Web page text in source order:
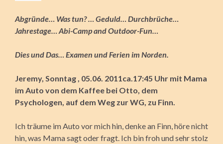
Abgründe… Was tun? … Geduld… Durchbrüche…
Jahrestage… Abi-Camp and Outdoor-Fun…
Dies und Das… Examen und Ferien im Norden.
Jeremy, Sonntag , 05.06. 2011ca.17:45 Uhr mit Mama
im Auto von dem Kaffee bei Otto, dem
Psychologen, auf dem Weg zur WG, zu Finn.
Ich träume im Auto vor mich hin, denke an Finn, höre nicht
hin, was Mama sagt oder fragt. Ich bin froh und sehr stolz